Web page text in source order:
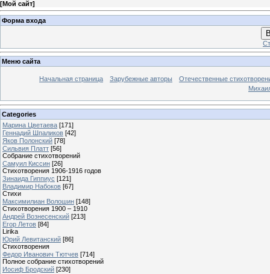
[Мой сайт]
Форма входа
Меню сайта
Начальная страница Зарубежные авторы
Отечественные
Categories
Марина Цветаева [171]
Геннадий Шпаликов [42]
Яков Полонский [78]
Сильвия Платт [56]
Собрание стихотворений
Самуил Киссин [26]
Стихотворения 1906-1916 годов
Зинаида Гиппиус [121]
Владимир Набоков [67]
Стихи
Максимилиан Волошин [148]
Стихотворения 1900 – 1910
Андрей Вознесенский [213]
Егор Летов [84]
Lirika
Юрий Левитанский [86]
Стихотворения
Федор Иванович Тютчев [714]
Полное собрание стихотворений
Иосиф Бродский [230]